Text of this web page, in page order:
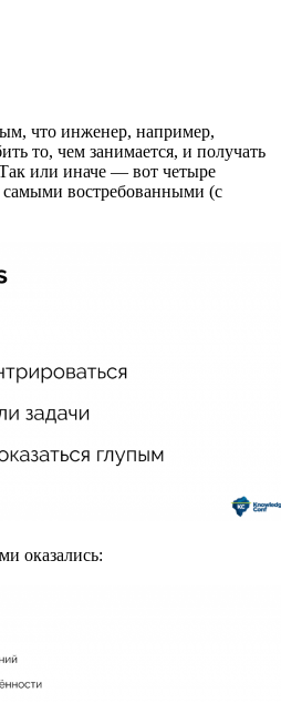
что инженер, например,
то, чем занимается, и получать
или иначе — вот четыре
самыми востребованными (с
оказались: